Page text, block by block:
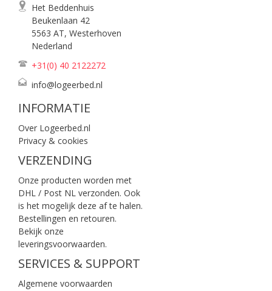
Het Beddenhuis
Beukenlaan 42
5563 AT, Westerhoven
Nederland
+31(0) 40 2122272
info@logeerbed.nl
INFORMATIE
Over Logeerbed.nl
Privacy & cookies
VERZENDING
Onze producten worden met
DHL / Post NL verzonden. Ook
is het mogelijk deze af te halen.
Bestellingen en retouren.
Bekijk onze
leveringsvoorwaarden.
SERVICES & SUPPORT
Algemene voorwaarden